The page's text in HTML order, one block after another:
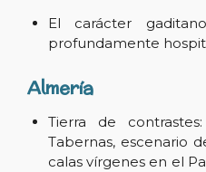
El carácter
profundamente
Almería
Tierra de
Tabernas, escenario
calas vírgenes en el